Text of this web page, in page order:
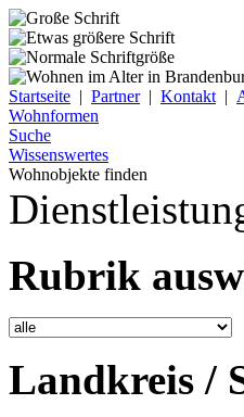
Startseite | Partner| Kontakt |
Wohnformen
Suche
Wissenswertes
Wohnobjekte finden
Rubrik
Landkreis /